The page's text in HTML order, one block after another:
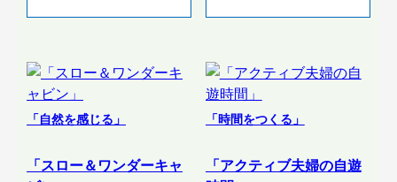
「自然を感じる」
「スロー＆ワンダーキャ
「時間をつくる」
「アクティブ夫婦の自遊